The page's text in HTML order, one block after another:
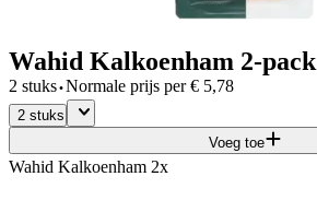
Wahid Kalkoenham 2-pack
2 stuks·Normale prijs per € 5,78
2 stuks
Voeg toe
Wahid Kalkoenham 2x